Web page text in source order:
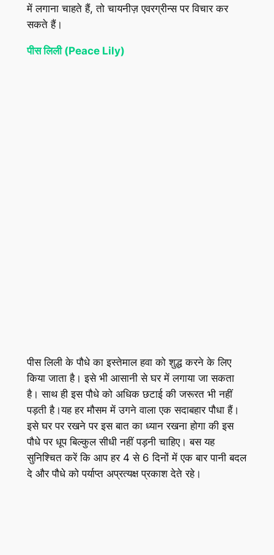
में लगाना चाहते हैं, तो चायनीज़ एवरग्रीन्स पर विचार कर
सकते हैं।
पीस लिली (Peace Lily)
पीस लिली के पौधे का इस्तेमाल हवा को शुद्ध करने के लिए
किया जाता है। इसे भी आसानी से घर में लगाया जा सकता
है। साथ ही इस पौधे को अधिक छटाई की जरूरत भी नहीं
पड़ती है।यह हर मौसम में उगने वाला एक सदाबहार पौधा हैं।
इसे घर पर रखने पर इस बात का ध्यान रखना होगा की इस
पौधे पर धूप बिल्कुल सीधी नहीं पड़नी चाहिए। बस यह
सुनिश्चित करें कि आप हर 4 से 6 दिनों में एक बार पानी बदल
दे और पौधे को पर्याप्त अप्रत्यक्ष प्रकाश देते रहे।